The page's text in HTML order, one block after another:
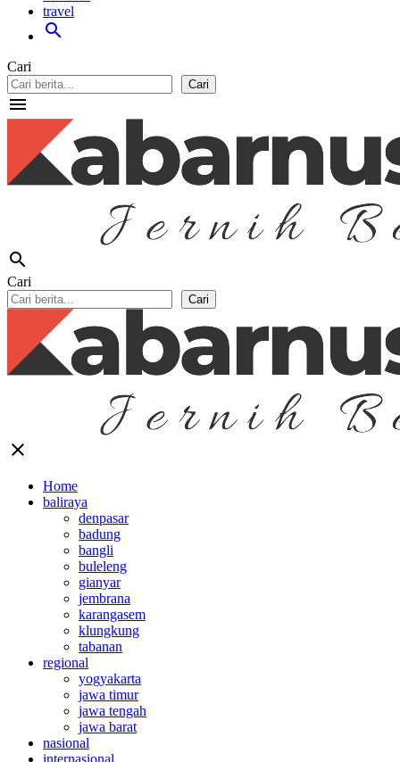
travel
search
Cari
Cari
menu
search
Cari
Cari
close
Home
baliraya
denpasar
badung
bangli
buleleng
gianyar
jembrana
karangasem
klungkung
tabanan
regional
yogyakarta
jawa timur
jawa tengah
jawa barat
nasional
internasional